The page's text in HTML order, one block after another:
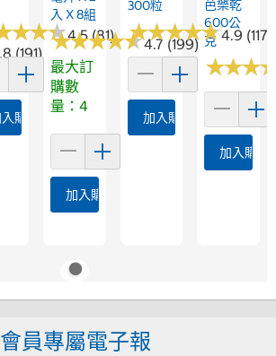
(191)
★★★
★★★4.5 (81)
購物車
入 X 8組
★★★★★
★★★★★4.7 (199)
最大訂
購數
量：4
加入購物車
300粒
★★★★★
★★★★★4.9 (117)
加入購物車
芭樂乾
600公
克
★★★
★★★
加入購物
會員專屬電子報